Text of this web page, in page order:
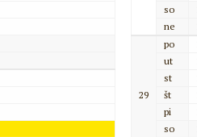
so
ne
29
po
ut
st
št
pi
so